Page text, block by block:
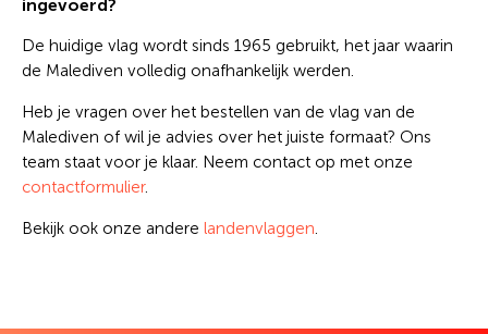
ingevoerd?
De huidige vlag wordt sinds 1965 gebruikt, het jaar waarin
de Malediven volledig onafhankelijk werden.
Heb je vragen over het bestellen van de vlag van de
Malediven of wil je advies over het juiste formaat? Ons
team staat voor je klaar. Neem contact op met onze
contactformulier.
Bekijk ook onze andere landenvlaggen.